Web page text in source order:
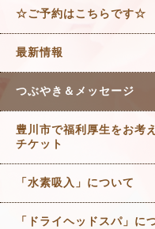
☆ご予約はこちらです☆
最新情報
つぶやき＆メッセージ
豊川市で福利厚生をお考
チケット
「水素吸入」について
「ドライヘッドスパ」に